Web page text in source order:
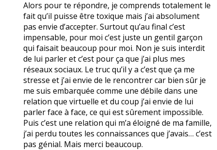
Alors pour te répondre, je comprends totalement le
fait qu’il puisse être toxique mais j’ai absolument
pas envie d’accepter. Surtout qu’au final c’est
impensable, pour moi c’est juste un gentil garçon
qui faisait beaucoup pour moi. Non je suis interdit
de lui parler et c’est pour ça que j’ai plus mes
réseaux sociaux. Le truc qu’il y a c’est que ça me
stresse et j’ai envie de le rencontrer car bien sûr je
me suis embarquée comme une débile dans une
relation que virtuelle et du coup j’ai envie de lui
parler face à face, ce qui est sûrement impossible.
Puis c’est une relation qui m’a éloigné de ma famille,
j’ai perdu toutes les connaissances que j’avais… c’est
pas génial. Mais merci beaucoup.